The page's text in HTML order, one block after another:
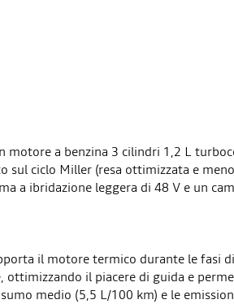
motore a benzina 3 cilindri 1,2 L
sul ciclo Miller (resa ottimizzata e
a ibridazione leggera di 48 V e un
il motore termico durante le fasi di
ottimizzando il piacere di guida e
medio (5,5 L/100 km) e le